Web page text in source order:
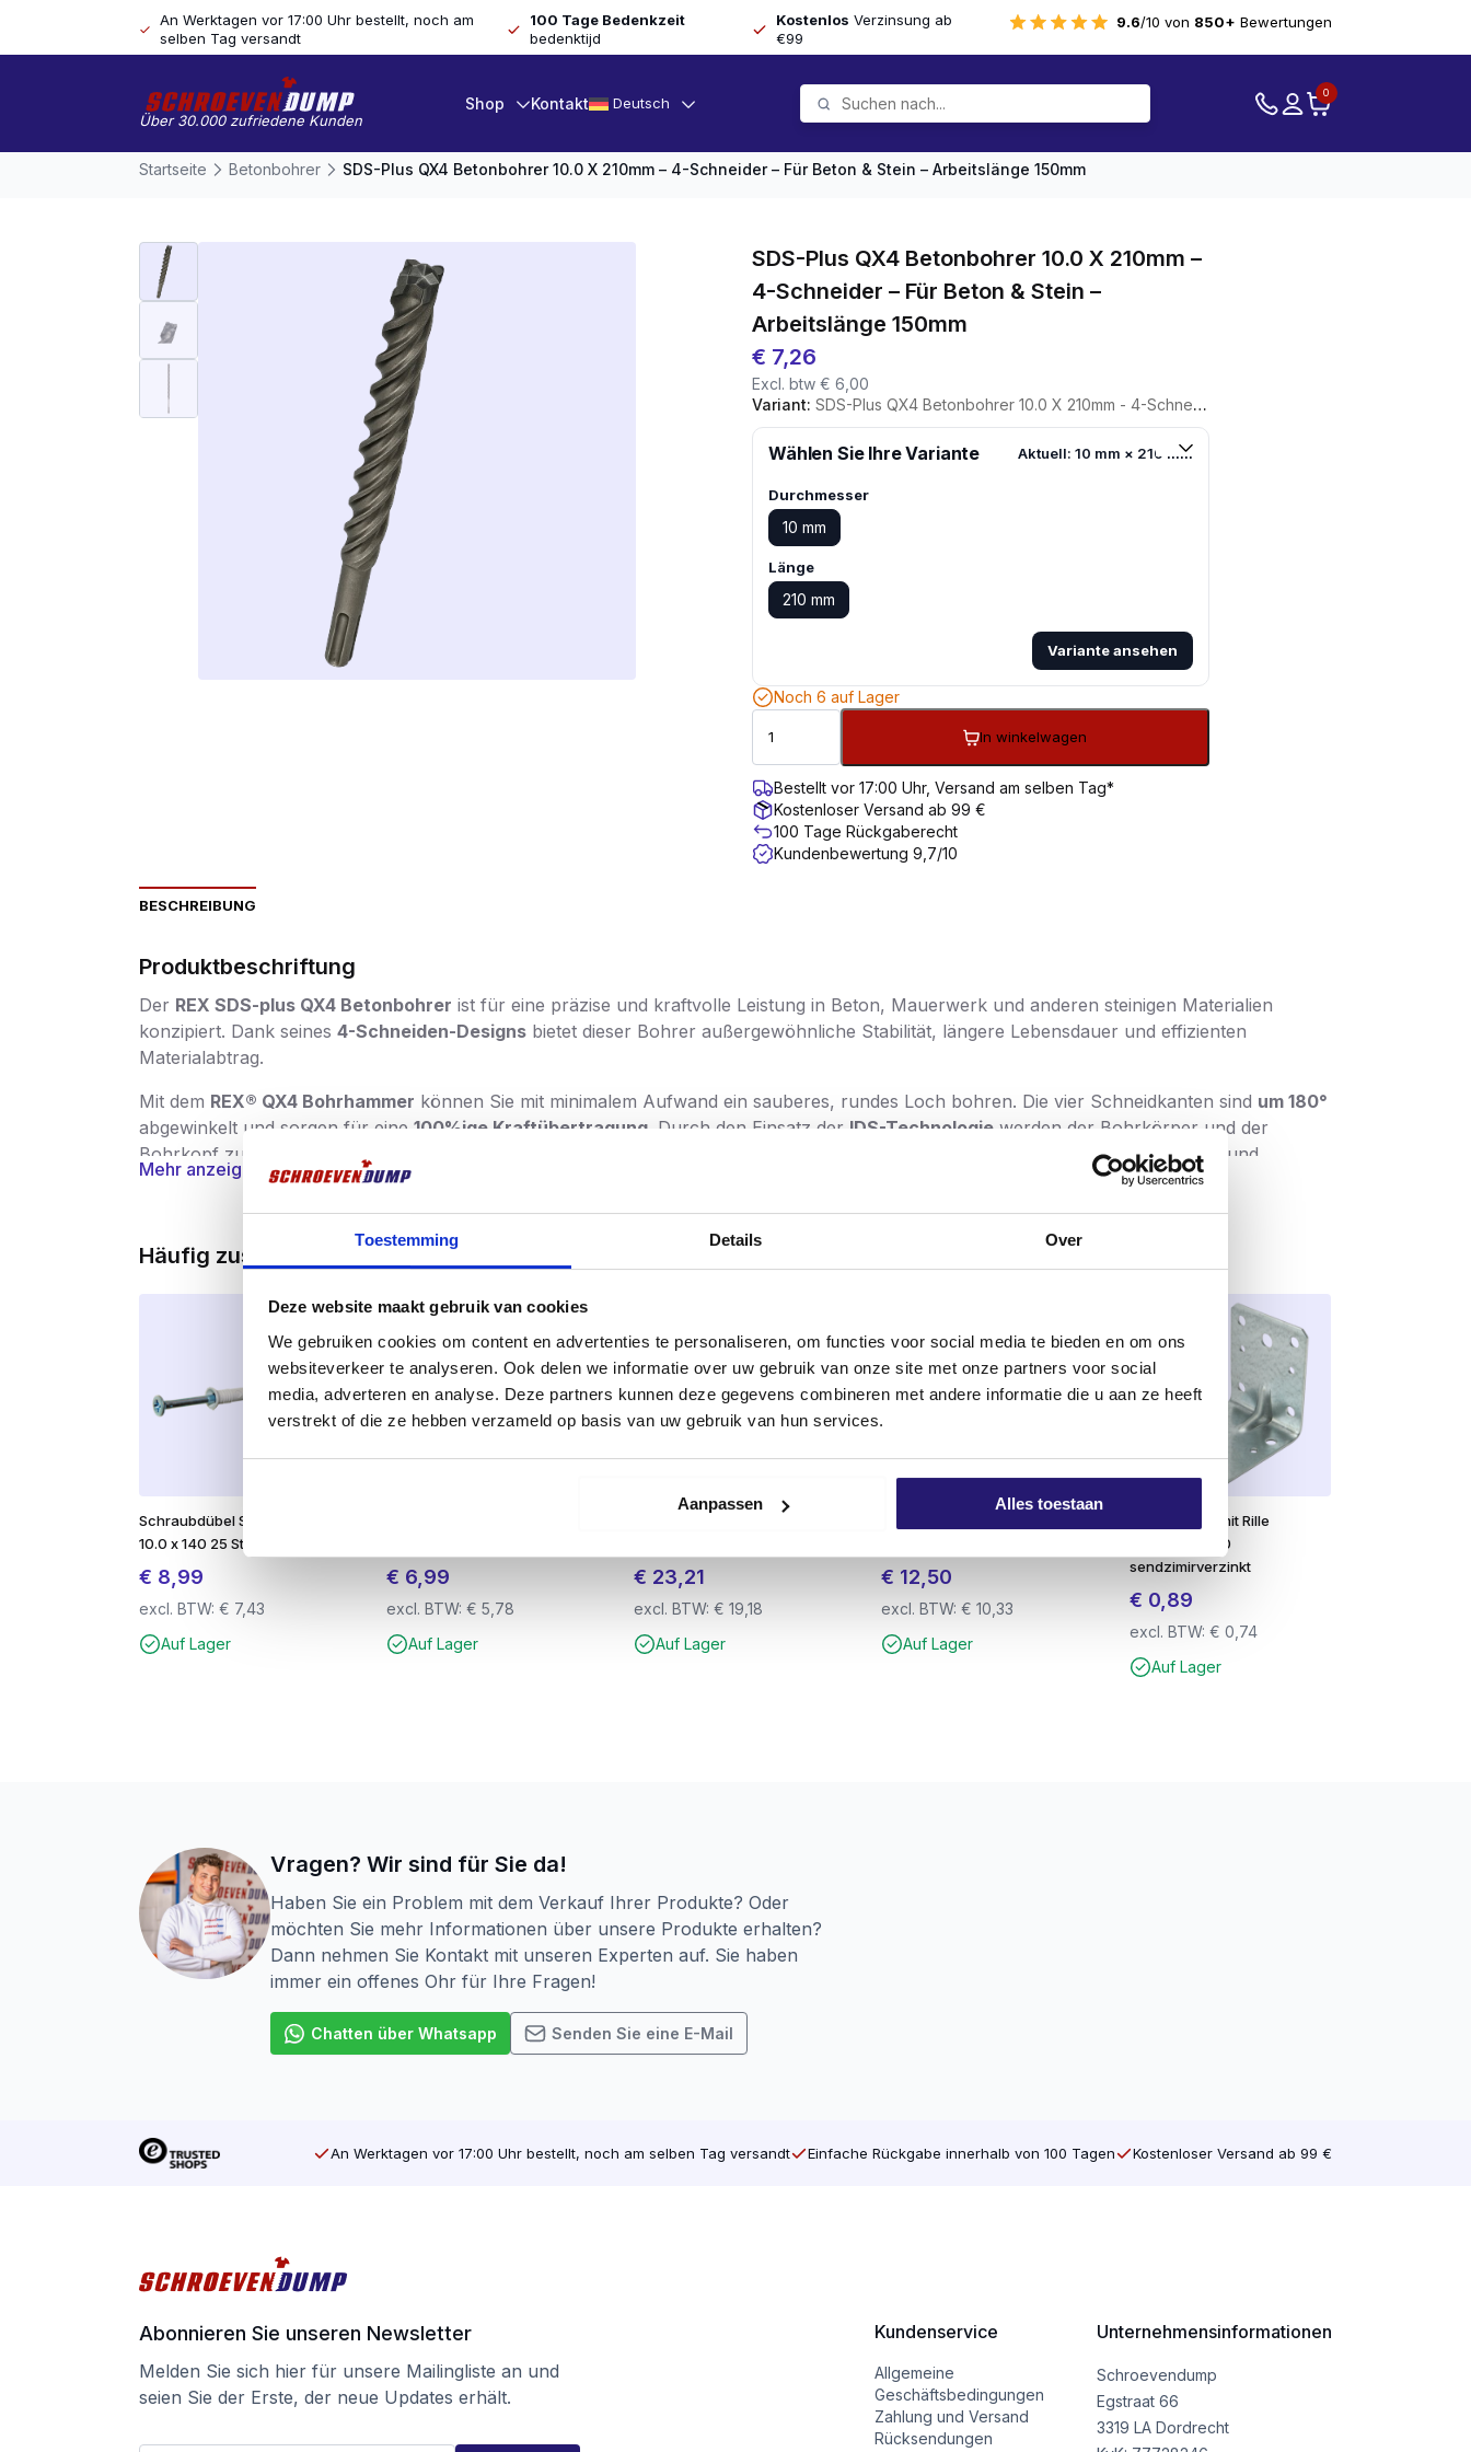
Toestemming Details Over
Deze website maakt gebruik van cookies
We gebruiken cookies om content en advertenties te personaliseren, om functies voor social media te bieden en om ons
websiteverkeer te analyseren. Ook delen we informatie over uw gebruik van onze site met onze partners voor social
media, adverteren en analyse. Deze partners kunnen deze gegevens combineren met andere informatie die u aan ze heeft
verstrekt of die ze hebben verzameld op basis van uw gebruik van hun services.
Aanpassen Alles toestaan
An Werktagen vor 17:00 Uhr bestellt, noch am
selben Tag versandt
100 Tage Bedenkzeit
bedenktijd
Kostenlos Verzinsung ab
€99
9.6/10 von 850+ Bewertungen
Über 30.000 zufriedene Kunden
Shop Kontakt Deutsch
0
Startseite Betonbohrer SDS-Plus QX4 Betonbohrer 10.0 X 210mm – 4-Schneider – Für Beton & Stein – Arbeitslänge 150mm
SDS-Plus QX4 Betonbohrer 10.0 X 210mm –
4-Schneider – Für Beton & Stein –
Arbeitslänge 150mm
€ 7,26
Excl. btw € 6,00
Variant: SDS-Plus QX4 Betonbohrer 10.0 X 210mm - 4-Schneider - Für Beton & Stein - Arbeitslänge 150mm
Wählen Sie Ihre Variante Aktuell: 10 mm × 210 mm
Durchmesser
10 mm
Länge
210 mm
Variante ansehen
Noch 6 auf Lager
In winkelwagen
Bestellt vor 17:00 Uhr, Versand am selben Tag*
Kostenloser Versand ab 99 €
100 Tage Rückgaberecht
Kundenbewertung 9,7/10
BESCHREIBUNG
Produktbeschriftung
Der REX SDS-plus QX4 Betonbohrer ist für eine präzise und kraftvolle Leistung in Beton, Mauerwerk und anderen steinigen Materialien
konzipiert. Dank seines 4-Schneiden-Designsbietet dieser Bohrer außergewöhnliche Stabilität, längere Lebensdauer und effizienten
Materialabtrag.
Mit dem REX® QX4 Bohrhammer können Sie mit minimalem Aufwand ein sauberes, rundes Loch bohren. Die vier Schneidkanten sind um 180°
abgewinkelt und sorgen für eine 100%ige Kraftübertragung. Durch den Einsatz der IDS-Technologiewerden der Bohrkörper und der
Bohrkopf zu einem homogenen Ganzen verschmolzen. Dies macht den Bohrer extrem widerstandsfähig gegen hohe Belastungen und
Temperaturen – ein entscheidender Vorteil gegenüber herkömmlichen Zwillingsfräsern.
des Bohrmehls
, minimalen Verschleiß und die höchste Bohrgeschwindigkeit
Maßgenauigkeit und Sicherheit für Befestigungselemente garantiert.
Hauptmerkmale:
4-Schneider-Designfür präzise, runde Löcher
Optimale Spiralform
Langlebiges Hartmetall: resistent gegen hohe Belastungen und Hitze
PGM-zertifiziert
: für die kontrollierte Befestigung in Beton
SDS-plus Anschluss
: geeignet für alle gängigen Bohrhämmer
Mehr anzeigen
Häufig zusammen gekauft
Schraubdübel Schlagdübel
10.0 x 140 25 Stück
€ 8,99
excl. BTW: € 7,43
Auf Lager
€ 6,99
excl. BTW:€ 5,78
Auf Lager
€ 23,21
excl. BTW:€ 19,18
Auf Lager
€ 12,50
excl. BTW:€ 10,33
Auf Lager
GB Eckanker mit Rille
70×70/57×2.0
sendzimirverzinkt
€ 0,89
excl. BTW: € 0,74
Auf Lager
Vragen? Wir sind für Sie da!
Haben Sie ein Problem mit dem Verkauf Ihrer Produkte? Oder
möchten Sie mehr Informationen über unsere Produkte erhalten?
Dann nehmen Sie Kontakt mit unseren Experten auf. Sie haben
immer ein offenes Ohr für Ihre Fragen!
Chatten über Whatsapp Senden Sie eine E-Mail
An Werktagen vor 17:00 Uhr bestellt, noch am selben Tag versandt Einfache Rückgabe innerhalb von 100 Tagen Kostenloser Versand ab 99 €
Abonnieren Sie unseren Newsletter
Melden Sie sich hier für unsere Mailingliste an und
seien Sie der Erste, der neue Updates erhält.
Kundenservice
Allgemeine
Geschäftsbedingungen
Zahlung und Versand
Rücksendungen
Unternehmensinformationen
Schroevendump
Egstraat 66
3319 LA Dordrecht